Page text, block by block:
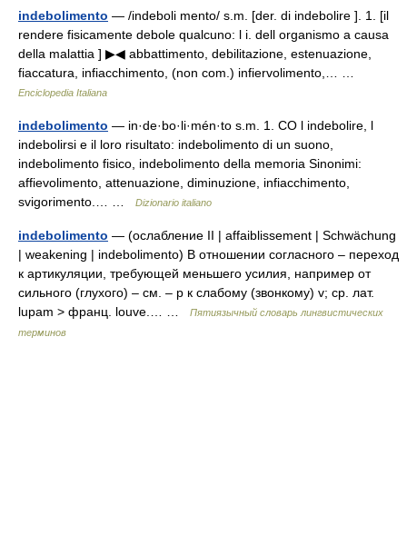
indebolimento — /indeboli mento/ s.m. [der. di indebolire ]. 1. [il
rendere fisicamente debole qualcuno: l i. dell organismo a causa
della malattia ] ▶◀ abbattimento, debilitazione, estenuazione,
fiaccatura, infiacchimento, (non com.) infiervolimento,… …
Enciclopedia Italiana
indebolimento — in·de·bo·li·mén·to s.m. 1. CO l indebolire, l
indebolirsi e il loro risultato: indebolimento di un suono,
indebolimento fisico, indebolimento della memoria Sinonimi:
affievolimento, attenuazione, diminuzione, infiacchimento,
svigorimento.… …
Dizionario italiano
indebolimento — (ослабление II | affaiblissement | Schwächung
| weakening | indebolimento) В отношении согласного – переход
к артикуляции, требующей меньшего усилия, например от
сильного (глухого) – см. – p к слабому (звонкому) v; ср. лат.
lupam > франц. louve.… …
Пятиязычный словарь лингвистических
терминов